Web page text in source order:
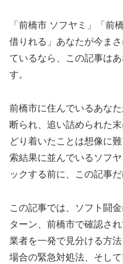
「前橋市 ソフヤミ」「前
借りれる」あなたが今ま
ているなら、この記事は
す。
前橋市に住んでいるあな
断られ、追い詰められた
どり着いたことは想像に
索結果に並んでいるソフ
ックする前に、この記事
この記事では、ソフト闘
ターン、前橋市で確認さ
業者を一発で見分ける方
場合の緊急対処法、そし